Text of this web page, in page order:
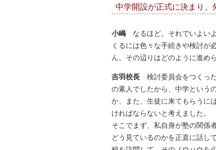
中学開設が正式に決まり
小嶋 なるほど。それでいよい
くるには色々な手続きや検討が
ん。その辺りはどのように進め
吉羽校長 検討委員会をつくっ
の素人でしたから、中学という
か、また、生徒に来てもらうに
ければならないと考えました。
そこでまず、私自身が塾の関係
どう見ているのかを正直に話し